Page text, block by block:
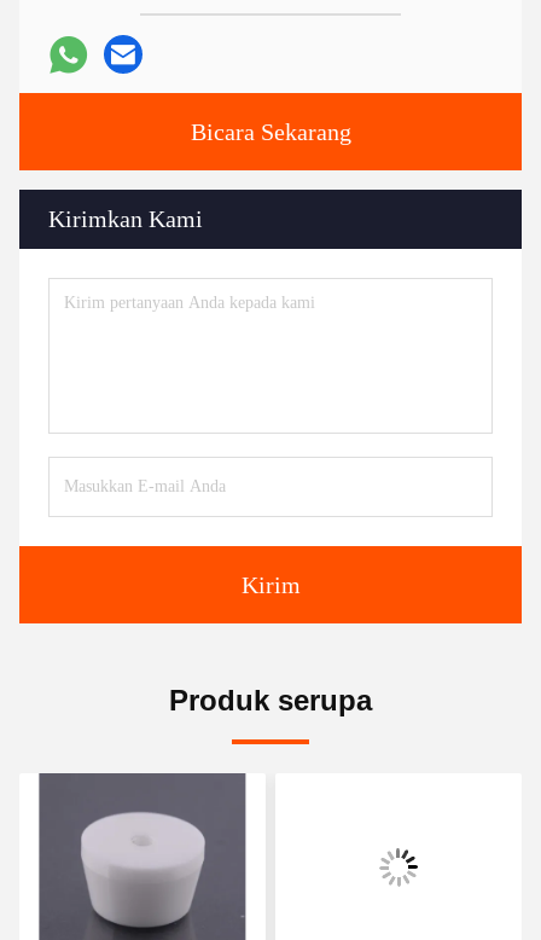
Bicara Sekarang
Kirimkan Kami
Kirim
Produk serupa